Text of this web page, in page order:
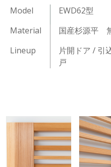
Model
EWD62型
Material
国産杉源平
Lineup
片開ドア / 引
戸